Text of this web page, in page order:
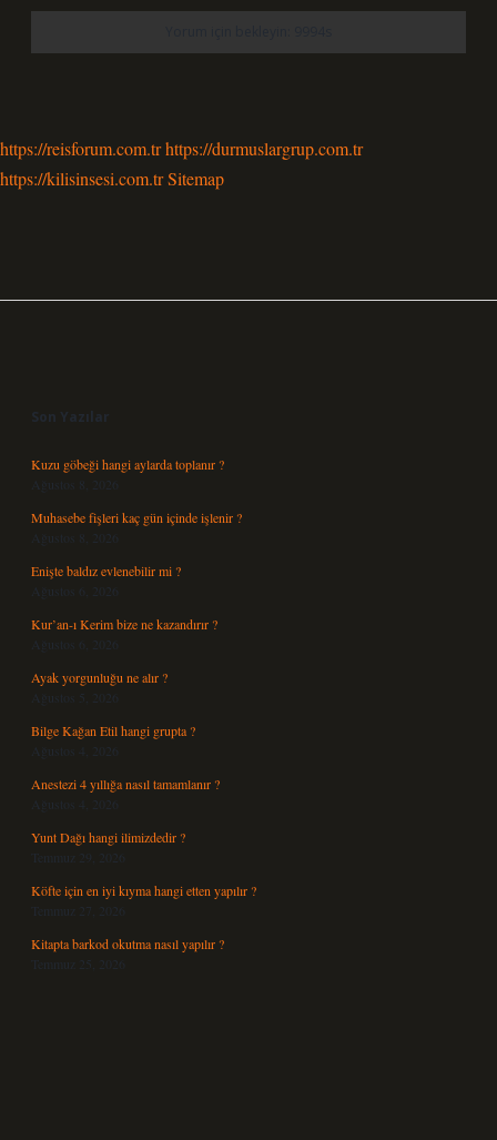
https://reisforum.com.trhttps://durmuslargrup.com.tr
https://kilisinsesi.com.trSitemap
Son Yazılar
Kuzu göbeği hangi aylarda toplanır ?
Ağustos 8, 2026
Muhasebe fişleri kaç gün içinde işlenir ?
Ağustos 8, 2026
Enişte baldız evlenebilir mi ?
Ağustos 6, 2026
Kur’an-ı Kerim bize ne kazandırır ?
Ağustos 6, 2026
Ayak yorgunluğu ne alır ?
Ağustos 5, 2026
Bilge Kağan Etil hangi grupta ?
Ağustos 4, 2026
Anestezi 4 yıllığa nasıl tamamlanır ?
Ağustos 4, 2026
Yunt Dağı hangi ilimizdedir ?
Temmuz 29, 2026
Köfte için en iyi kıyma hangi etten yapılır ?
Temmuz 27, 2026
Kitapta barkod okutma nasıl yapılır ?
Temmuz 25, 2026